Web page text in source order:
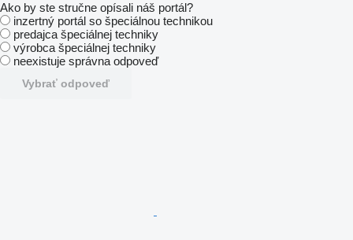
Ako by ste stručne opísali náš portál?
inzertný portál so špeciálnou technikou
predajca špeciálnej techniky
výrobca špeciálnej techniky
neexistuje správna odpoveď
Vybrať odpoveď